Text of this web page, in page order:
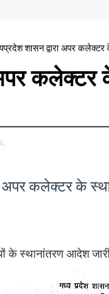
शासन द्वारा अपर
अपर कलेक्टर के
के स्थानांतरण आदेश